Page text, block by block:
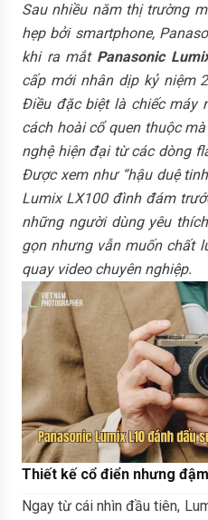
Sau nhiều năm thị trường
hẹp bởi smartphone,
khi ra mắt Panasonic
cấp mới nhân dịp kỷ niệm
Điều đặc biệt là chiếc máy
cách hoài cổ quen thuộc
nghệ hiện đại từ các dòng
Được xem như “hậu duệ
Lumix LX100 đình đám
những người dùng yêu
gọn nhưng vẫn muốn chất
quay video chuyên nghiệp.
Thiết kế cổ điển nhưng
Ngay từ cái nhìn đầu tiên,